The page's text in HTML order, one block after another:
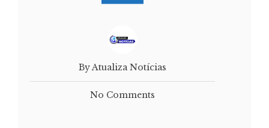
By Atualiza Notícias
No Comments